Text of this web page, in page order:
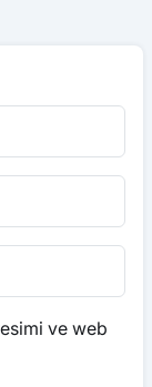
ve web